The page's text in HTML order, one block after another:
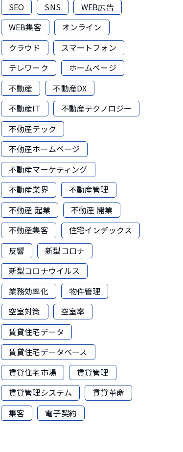
SEO
SNS
WEB広告
WEB集客
オンライン
クラウド
スマートフォン
テレワーク
ホームページ
不動産
不動産DX
不動産IT
不動産テクノロジー
不動産テック
不動産ホームページ
不動産マーケティング
不動産業界
不動産管理
不動産 起業
不動産 開業
不動産集客
住宅インデックス
反響
新型コロナ
新型コロナウイルス
業務効率化
物件管理
空室対策
空室率
賃貸住宅データ
賃貸住宅データベース
賃貸住宅市場
賃貸管理
賃貸管理システム
賃貸革命
集客
電子契約